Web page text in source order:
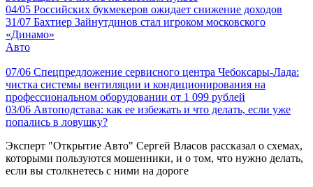
04/05 Российских букмекеров ожидает снижение доходов
31/07 Бахтиер Зайнутдинов стал игроком московского
«Динамо»
Авто
07/06 Спецпредложение сервисного центра Чебоксары-Лада:
чистка системы вентиляции и кондиционирования на
профессиональном оборудовании от 1 099 рублей
03/06 Автоподстава: как ее избежать и что делать, если уже
попались в ловушку?
Эксперт "Открытие Авто" Сергей Власов рассказал о схемах,
которыми пользуются мошенники, и о том, что нужно делать,
если вы столкнетесь с ними на дороге